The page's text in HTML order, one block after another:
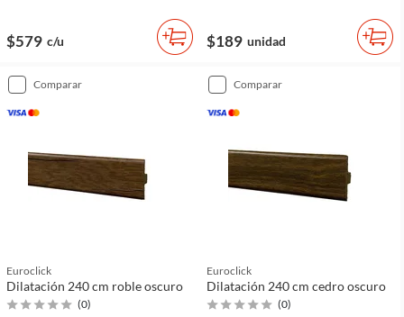
$579 c/u $189 unidad
comparar
Euroclick
Dilatación 240 cm roble oscuro
(0)
comparar
Euroclick
Dilatación 240 cm cedro oscuro
(0)